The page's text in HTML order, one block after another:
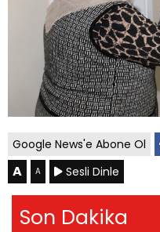
Google News'e Abone Ol
A A Sesli Dinle
Son Dakika